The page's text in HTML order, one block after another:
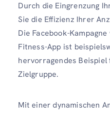
Durch die Eingrenzung
Sie die Effizienz Ihrer
Die Facebook-
Fitness-App ist
hervorragendes
Zielgruppe.
Mit einer dynamischen